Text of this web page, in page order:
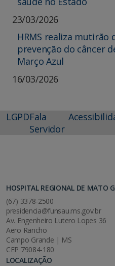
23/03/2026
HRMS realiza mutirão
prevenção do câncer
Março Azul
16/03/2026
LGPDFala
Servidor
HOSPITAL REGIONAL DE MATO
(67) 3378-2500
presidencia@funsau.ms.gov.br
Av. Engenheiro Lutero Lopes 36
Aero Rancho
Campo Grande | MS
CEP 79084-180
LOCALIZAÇÃO